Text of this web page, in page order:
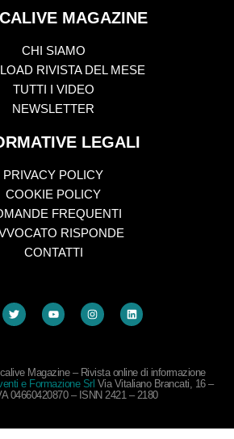
MAGAZINE
CHI SIAMO
RIVISTA DEL MESE
TUTTI I VIDEO
NEWSLETTER
LEGALI
PRIVACY POLICY
COOKIE POLICY
FREQUENTI
RISPONDE
CONTATTI
Magazine – Rivista online di informazione
e Formazione Srl Via Vitaliano Brancati, 16 –
04660420870 – ISNN 2421 – 2180